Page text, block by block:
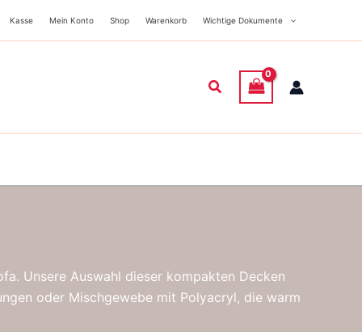
Kasse Mein Konto Shop Warenkorb Wichtige Dokumente
Suchen
Unsere Auswahl dieser kompakten Decken
oder Mischgewebe mit Polyacryl, die warm